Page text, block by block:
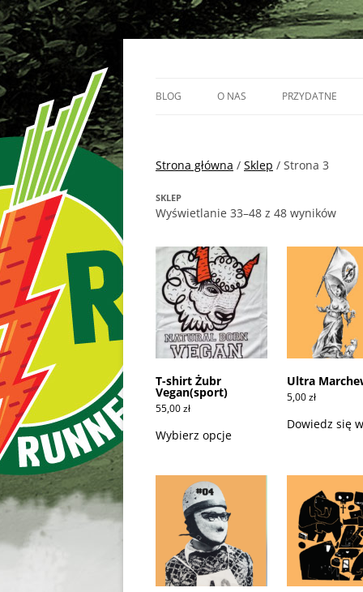
Przejdź
BLOG O NAS
PARTNERZY
PRZYDATNE
Strona główna / Sklep / Strona 3
SKLEP
Wyświetlanie 33–48 z 48 wyników
T-shirt Żubr
Vegan(sport)
55,00zł
Wybierz opcjeprodukt
Opcje
Ultra
5,00zł
Dowiedz się